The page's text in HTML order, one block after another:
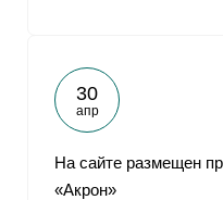
30
апр
На сайте размещен
«Акрон»